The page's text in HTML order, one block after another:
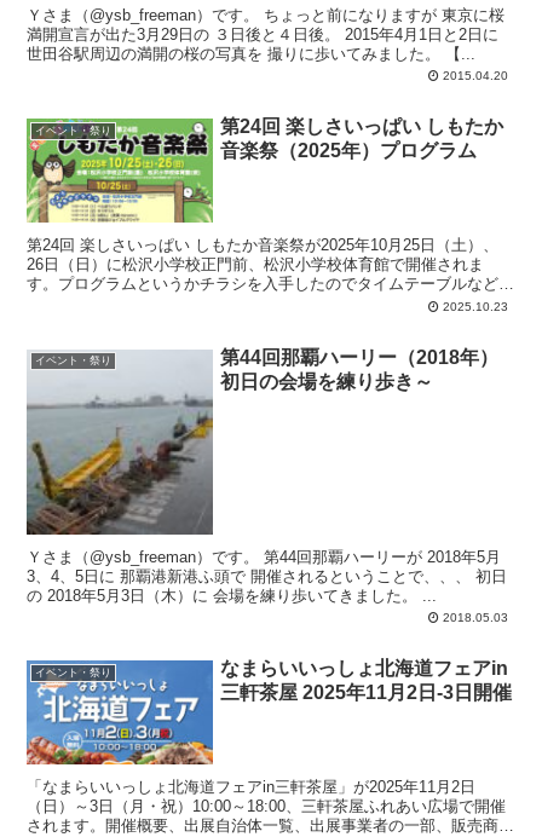
Ｙさま（@ysb_freeman）です。 ちょっと前になりますが 東京に桜
満開宣言が出た3月29日の ３日後と４日後。 2015年4月1日と2日に
世田谷駅周辺の満開の桜の写真を 撮りに歩いてみました。 【...
2015.04.20
イベント・祭り
第24回 楽しさいっぱい しもたか
音楽祭（2025年）プログラム
第24回 楽しさいっぱい しもたか音楽祭が2025年10月25日（土）、
26日（日）に松沢小学校正門前、松沢小学校体育館で開催されま
す。プログラムというかチラシを入手したのでタイムテーブルなどを
2025.10.23
イベント・祭り
第44回那覇ハーリー（2018年）
初日の会場を練り歩き～
Ｙさま（@ysb_freeman）です。 第44回那覇ハーリーが 2018年5月
3、4、5日に 那覇港新港ふ頭で 開催されるということで、、、 初日
の 2018年5月3日（木）に 会場を練り歩いてきました。 ...
2018.05.03
イベント・祭り
なまらいいっしょ北海道フェアin
三軒茶屋 2025年11月2日-3日開催
「なまらいいっしょ北海道フェアin三軒茶屋」が2025年11月2日
（日）～3日（月・祝）10:00～18:00、三軒茶屋ふれあい広場で開催
されます。開催概要、出展自治体一覧、出展事業者の一部、販売商品